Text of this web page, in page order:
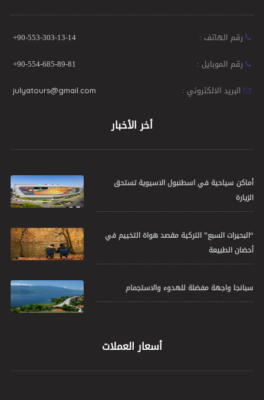
رقم الهاتف :
+90-553-303-13-14
رقم الموبايل :
+90-554-685-89-81
البريد الالكتروني :
julyatours@gmail.com
أخر الأخبار
أماكن سياحية في اسطنبول الاسيوية تستحق
الزيارة
“البحيرات السبع” التركية مقصد هواة التخييم في
أحضان الطبيعة
سبانجا واجهة مفضلة للهدوء والاستجمام
أسعار العملات